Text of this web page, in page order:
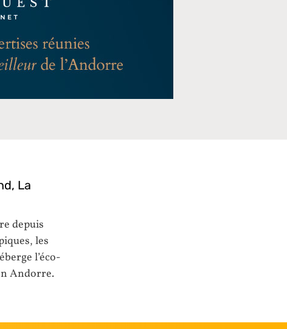
La
depuis
les
l’éco-
Andorre.